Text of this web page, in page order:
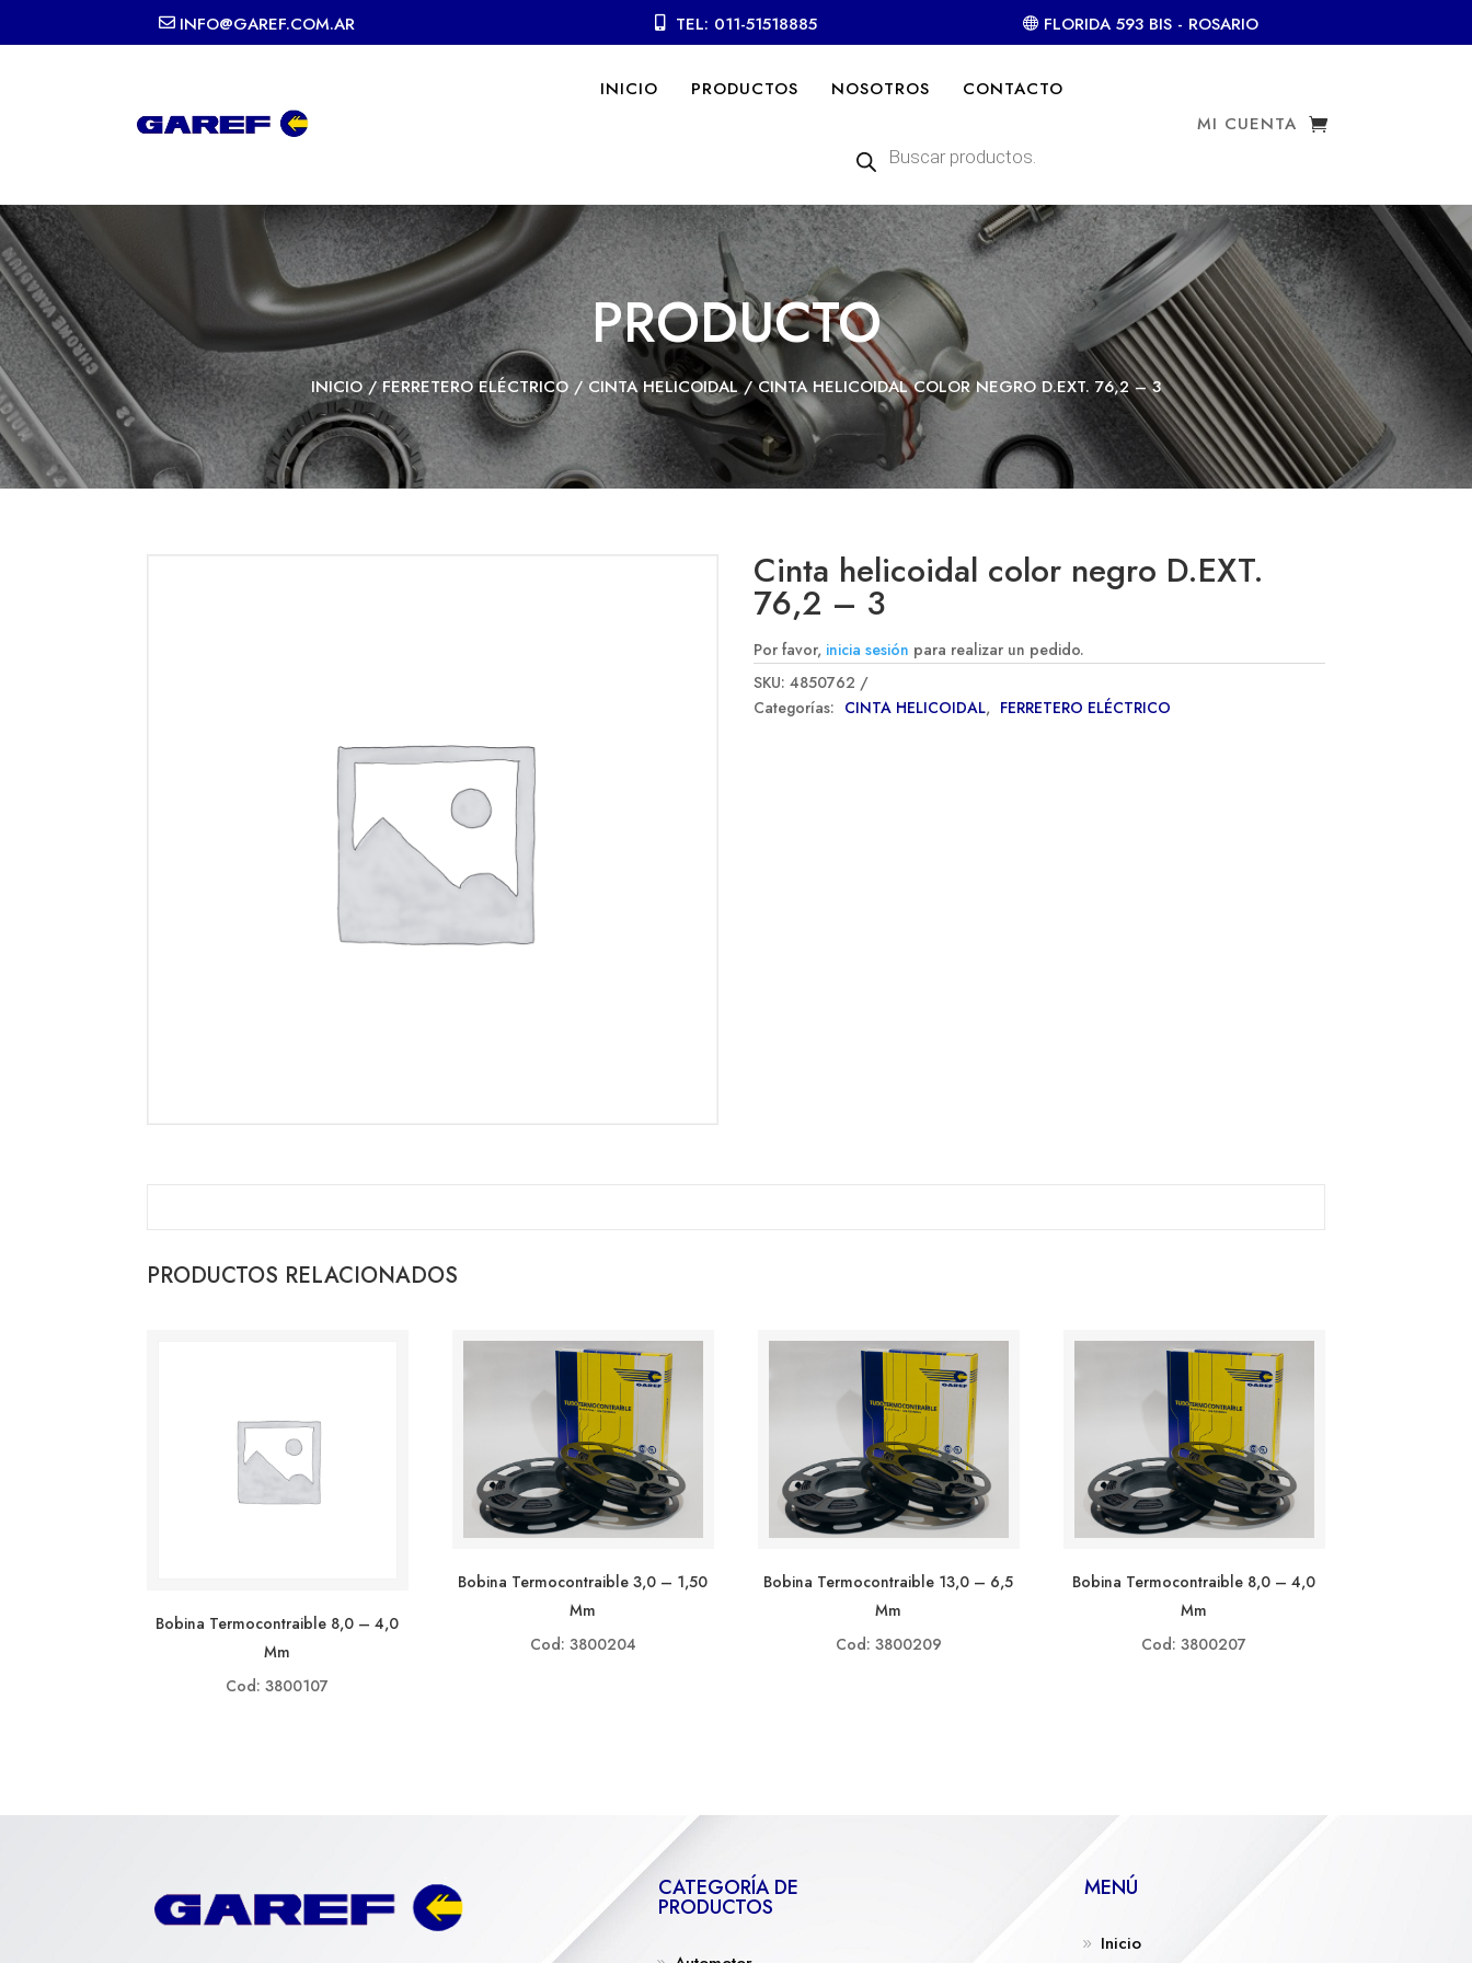
INFO@GAREF.COM.AR TEL: 011-51518885 FLORIDA 593 BIS - ROSARIO
INICIO PRODUCTOS NOSOTROS CONTACTO
productos
MI CUENTA
PRODUCTO
INICIO/FERRETERO ELÉCTRICO / CINTA HELICOIDAL/ CINTA HELICOIDAL COLOR NEGRO D.EXT. 76,2 – 3
Cinta helicoidal color negro D.EXT.
76,2 – 3
Por favor, inicia sesión para realizar un pedido.
SKU:4850762
Categorías: CINTA HELICOIDAL, FERRETERO ELÉCTRICO
PRODUCTOS RELACIONADOS
Bobina Termocontraible 8,0 – 4,0
Mm
Cod: 3800107
Bobina Termocontraible 3,0 – 1,50
Mm
Cod: 3800204
Bobina Termocontraible 13,0 – 6,5
Mm
Cod: 3800209
Bobina Termocontraible 8,0 – 4,0
Mm
Cod: 3800207
CATEGORÍA DE
PRODUCTOS
MENÚ
Inicio